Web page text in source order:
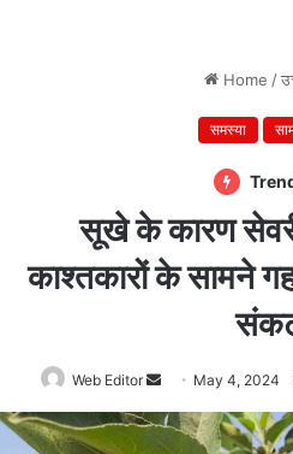
Home /
समस्या
सूखे के कारण
काश्तकारों के सामने
Web Editor
Send
an
email
May 4, 2024